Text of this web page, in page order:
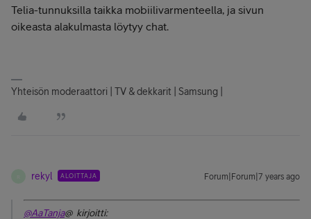
Telia-tunnuksilla taikka mobiilivarmenteella, ja sivun
oikeasta alakulmasta löytyy chat.
Yhteisön moderaattori | TV & dekkarit | Samsung |
rekyl ALOITTAJA Forum|Forum|7 years ago
@AaTanja@ kirjoitti: